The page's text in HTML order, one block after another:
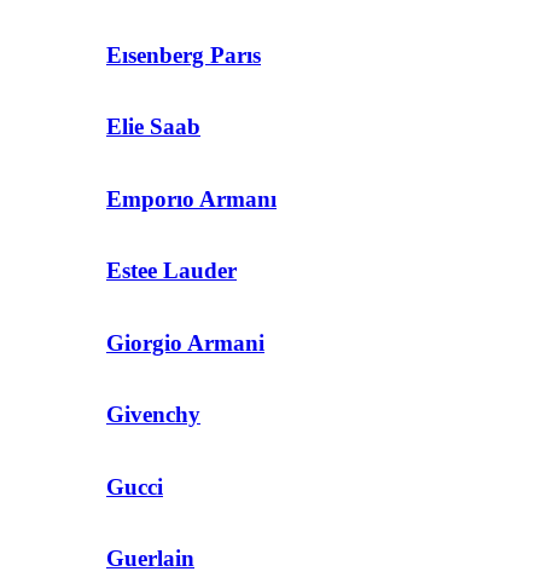
Eısenberg Parıs
Elie Saab
Emporıo Armanı
Estee Lauder
Giorgio Armani
Givenchy
Gucci
Guerlain